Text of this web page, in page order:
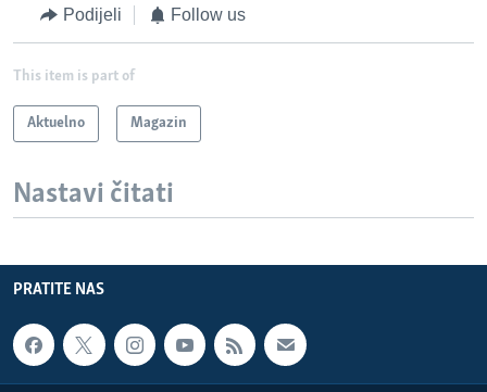
Podijeli Follow us
This item is part of
Aktuelno Magazin
Nastavi čitati
PRATITE NAS